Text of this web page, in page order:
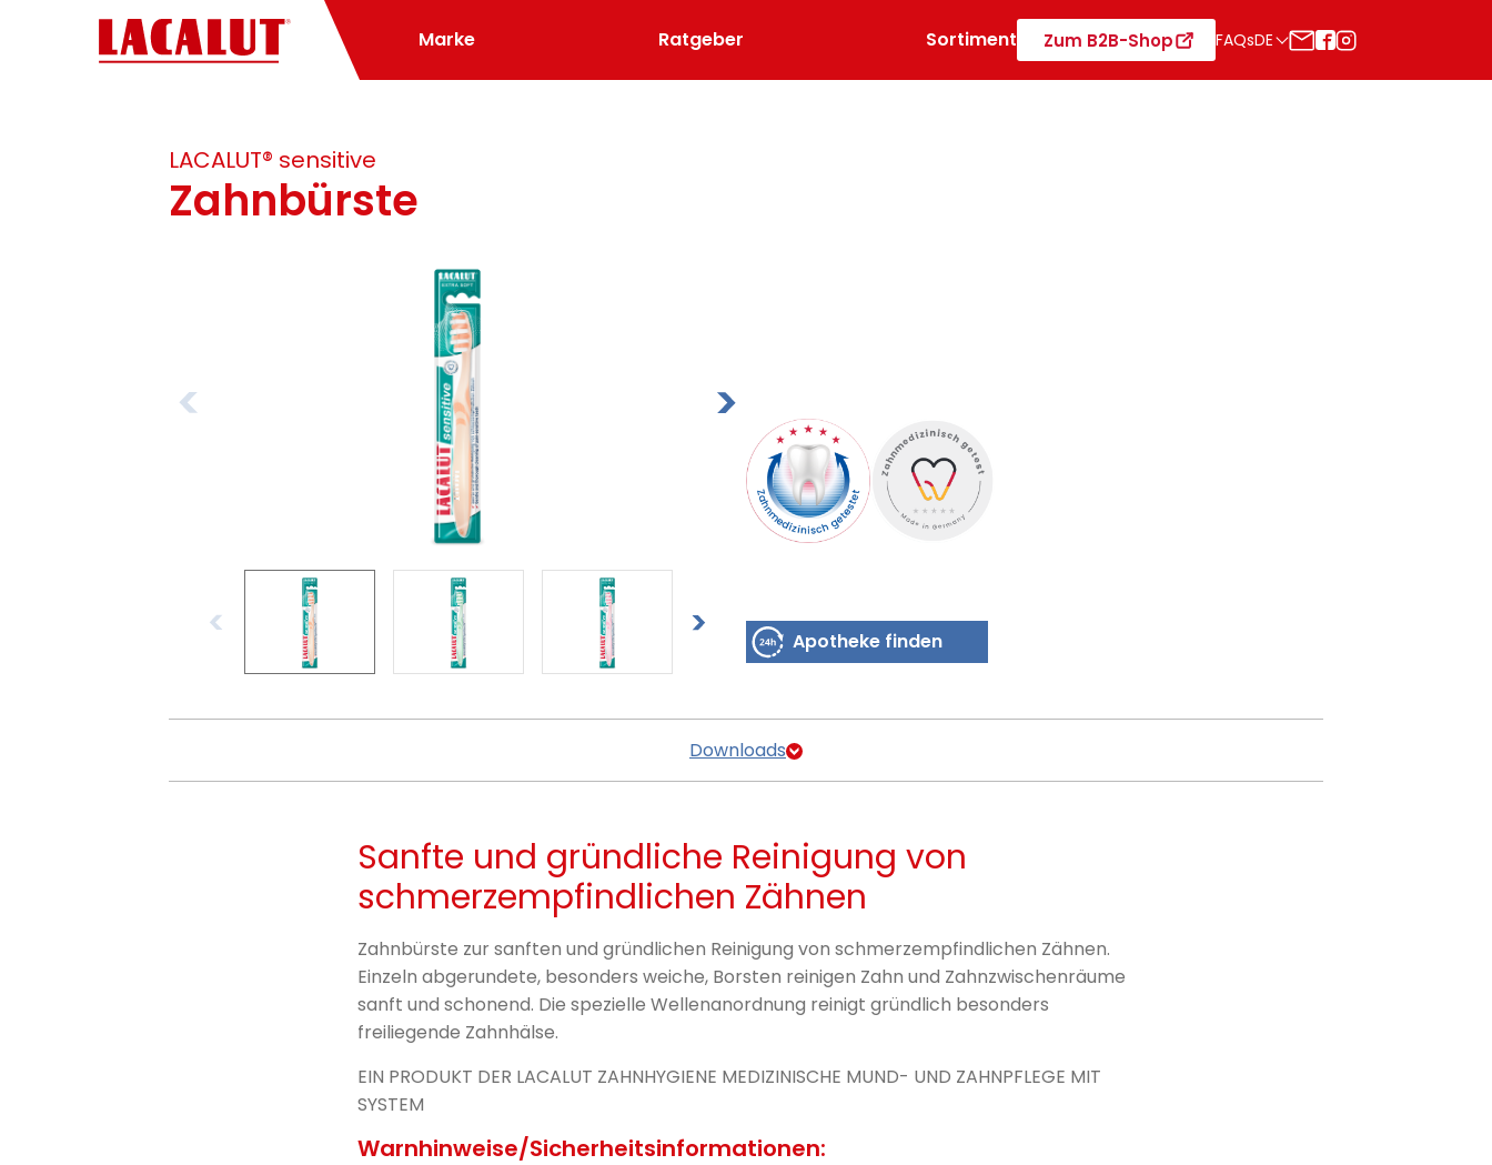
Marke Ratgeber Sortiment Zum B2B-Shop FAQsDE
LACALUT® sensitive
Zahnbürste
Apotheke finden
Downloads
Sanfte und gründliche Reinigung von
schmerzempfindlichen Zähnen
Zahnbürste zur sanften und gründlichen Reinigung von schmerzempfindlichen Zähnen.
Einzeln abgerundete, besonders weiche, Borsten reinigen Zahn und Zahnzwischenräume
sanft und schonend. Die spezielle Wellenanordnung reinigt gründlich besonders
freiliegende Zahnhälse.
EIN PRODUKT DER LACALUT ZAHNHYGIENE MEDIZINISCHE MUND- UND ZAHNPFLEGE MIT
SYSTEM
Warnhinweise/Sicherheitsinformationen: